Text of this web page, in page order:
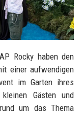
Rocky haben den
einer aufwendigen
im Garten ihres
Gästen und
um das Thema